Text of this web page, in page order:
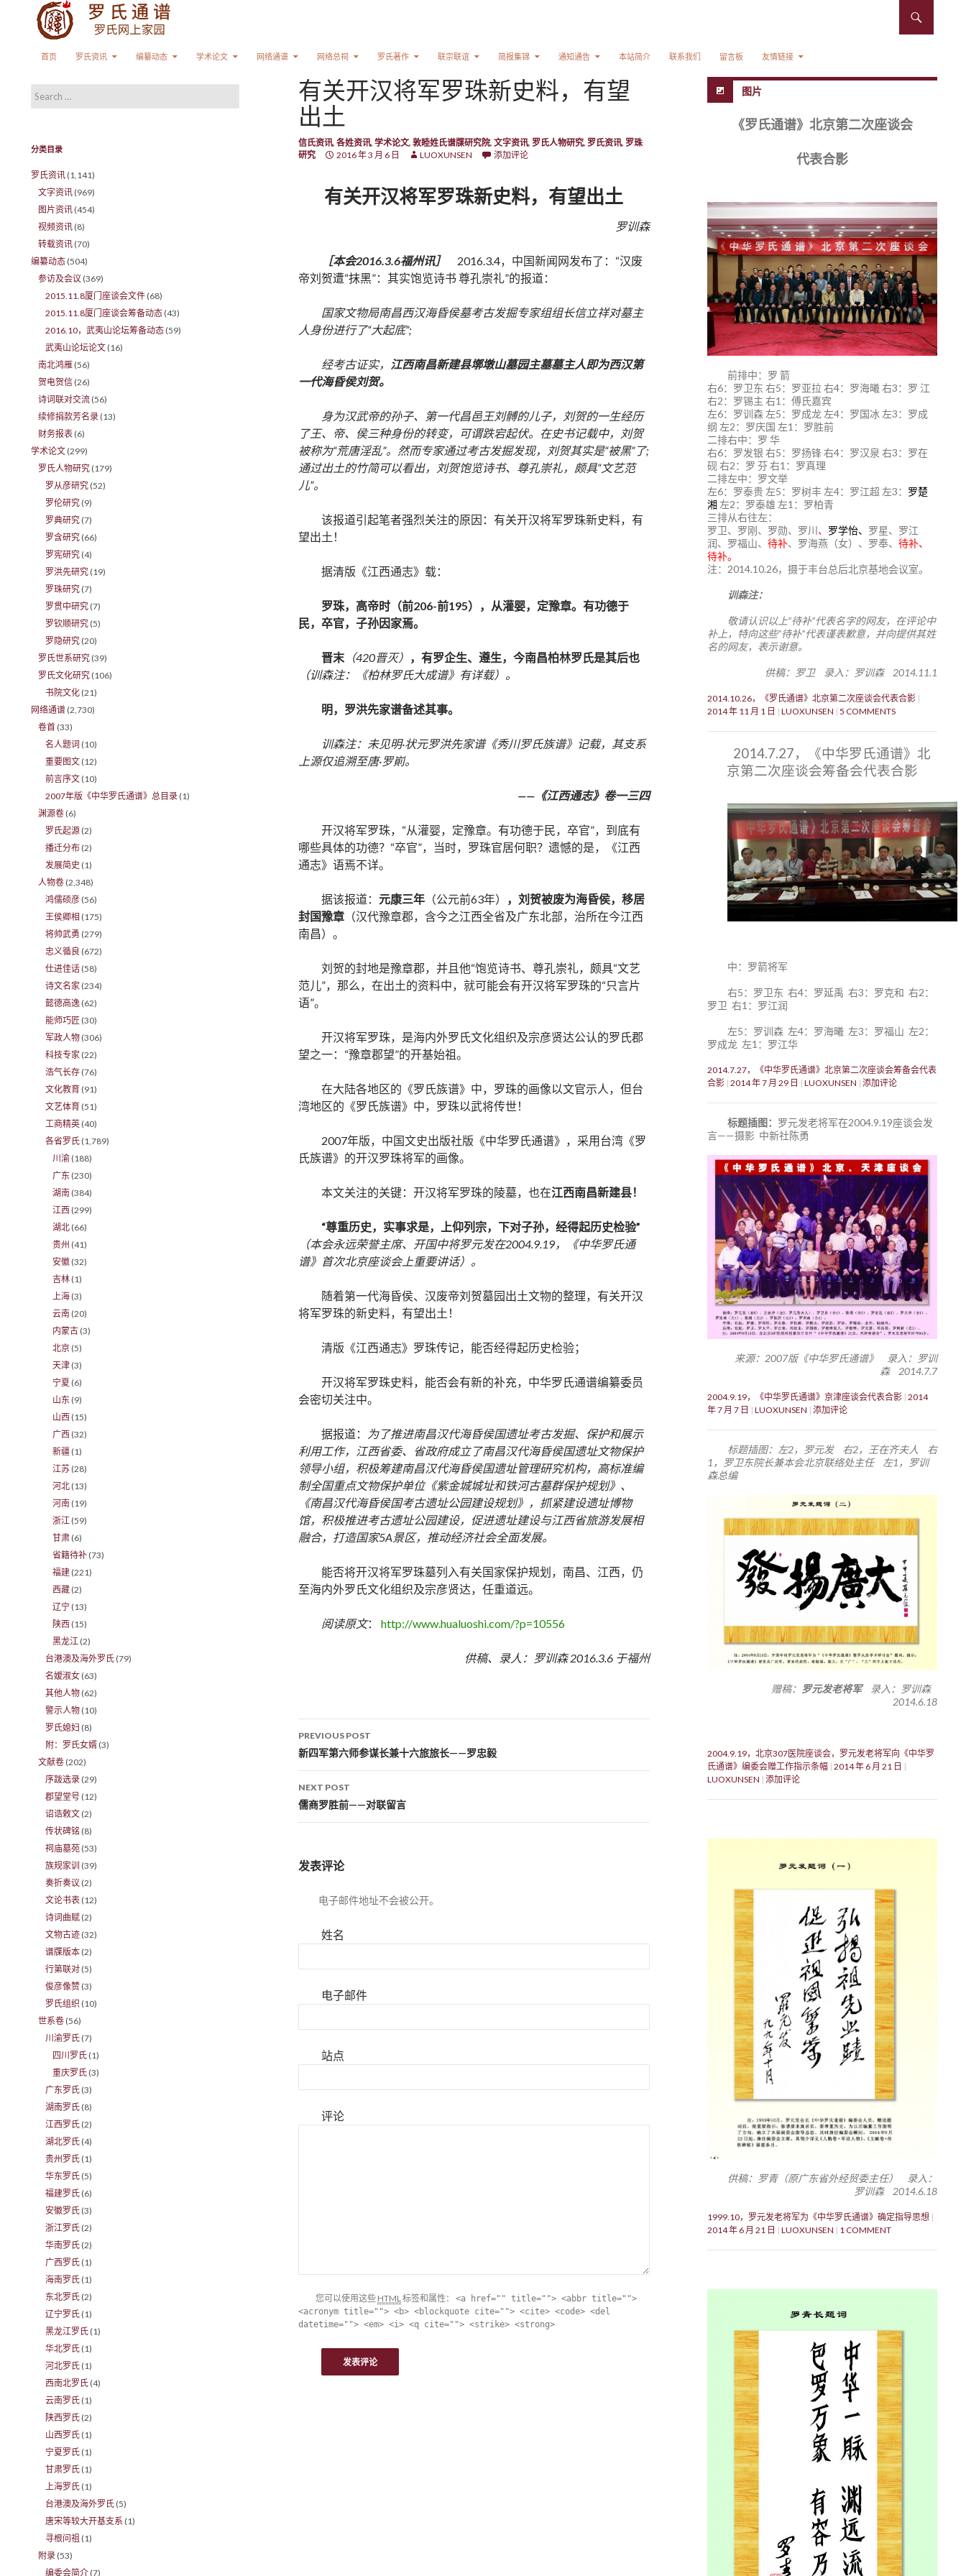
首页
罗氏资讯 编纂动态 学术论文 网络通谱 网络总祠 罗氏著作 联宗联谊 简报集锦 通知通告 本站简介 联系我们 留言板 友情链接
有关开汉将军罗珠新史料，有望
出土
信氏资讯, 各姓资讯, 学术论文, 敦睦姓氏谱牒研究院, 文字资讯, 罗氏人物研究, 罗氏资讯, 罗珠
研究
2016 年 3 月 6 日 LUOXUNSEN 添加评论
有关开汉将军罗珠新史料，有望出土
罗训森
［本会2016.3.6福州讯］
2016.3.4，中国新闻网发布了：“汉废
帝刘贺遭“抹黑”：其实饱览诗书 尊孔崇礼”的报道：
国家文物局南昌西汉海昏侯墓考古发掘专家组组长信立祥对墓主
人身份进行了“大起底”;
经考古证实，
江西南昌新建县墎墩山墓园主墓墓主人即为西汉第
一代海昏侯刘贺。
身为汉武帝的孙子、第一代昌邑王刘髆的儿子，刘贺的一生经历
了王、帝、侯三种身份的转变，可谓跌宕起伏。在史书记载中，刘贺
被称为“荒唐淫乱”。然而专家通过考古发掘发现，刘贺其实是“被黑”了;
通过出土的竹简可以看出，刘贺饱览诗书、尊孔崇礼，颇具“文艺范
儿”。
该报道引起笔者强烈关注的原因：有关开汉将军罗珠新史料，有
望出土！
据清版《江西通志》载：
罗珠，高帝时（前206-前195），从灌婴，定豫章。有功德于
民，卒官，子孙因家焉。
晋末 （420晋灭） ，有罗企生、遵生，今南昌柏林罗氏是其后也
（训森注：《柏林罗氏大成谱》有详载）。
明，罗洪先家谱备述其事。
训森注：未见明·状元罗洪先家谱《秀川罗氏族谱》记载，其支系
上源仅追溯至唐·罗崱。
——《江西通志》 卷一三四
开汉将军罗珠，“从灌婴，定豫章。有功德于民，卒官”，到底有
哪些具体的功德？“卒官”，当时，罗珠官居何职？遗憾的是，《江西
通志》语焉不详。
据该报道： 元康三年 （公元前63年）
，刘贺被废为海昏侯，移居
封国豫章 （汉代豫章郡，含今之江西全省及广东北部，治所在今江西
南昌）。
刘贺的封地是豫章郡，并且他“饱览诗书、尊孔崇礼，颇具“文艺
范儿”，那么，在出土的资料中，就可能会有开汉将军罗珠的“只言片
语”。
开汉将军罗珠，是海内外罗氏文化组织及宗彦贤达公认的罗氏郡
望之一：“豫章郡望”的开基始祖。
在大陆各地区的《罗氏族谱》中，罗珠的画像以文官示人，但台
湾地区的《罗氏族谱》中，罗珠以武将传世！
2007年版，中国文史出版社版《中华罗氏通谱》，采用台湾《罗
氏族谱》的开汉罗珠将军的画像。
本文关注的关键：开汉将军罗珠的陵墓，也在江西南昌新建县！
“尊重历史，实事求是，上仰列宗，下对子孙，经得起历史检验”
（本会永远荣誉主席、开国中将罗元发在2004.9.19，《中华罗氏通
谱》首次北京座谈会上重要讲话）。
随着第一代海昏侯、汉废帝刘贺墓园出土文物的整理，有关开汉
将军罗珠的新史料，有望出土！
清版《江西通志》罗珠传记，能否经得起历史检验；
开汉将军罗珠史料，能否会有新的补充，中华罗氏通谱编纂委员
会密切关注中。
据报道：
为了推进南昌汉代海昏侯国遗址考古发掘、保护和展示
利用工作，江西省委、省政府成立了南昌汉代海昏侯国遗址文物保护
领导小组，积极筹建南昌汉代海昏侯国遗址管理研究机构，高标准编
制全国重点文物保护单位《紫金城城址和铁河古墓群保护规划》、
《南昌汉代海昏侯国考古遗址公园建设规划》，抓紧建设遗址博物
馆，积极推进考古遗址公园建设，促进遗址建设与江西省旅游发展相
融合，打造国家5A景区，推动经济社会全面发展。
能否将开汉将军罗珠墓列入有关国家保护规划，南昌、江西，仍
至海内外罗氏文化组织及宗彦贤达，任重道远。
阅读原文： http://www.hualuoshi.com/?p=10556
供稿、录人：罗训森2016.3.6 于福州
Post navigation
PREVIOUS POST
新四军第六师参谋长兼十六旅旅长——罗忠毅
NEXT POST
儒商罗胜前——对联留言
发表评论
电子邮件地址不会被公开。
姓名
电子邮件
站点
评论
您可以使用这些 HTML标签和属性： <a href="" title=""> <abbr title="">
<acronym title=""> <b> <blockquote cite=""> <cite> <code> <del
datetime=""> <em> <i> <q cite=""> <strike> <strong>
图片
《罗氏通谱》北京第二次座谈会
代表合影
前排中：罗 箭
右6：罗卫东 右5：罗亚拉 右4：罗海曦 右3：罗 江
右2：罗锡主 右1：傅氏嘉宾
左6：罗训森 左5：罗成龙 左4：罗国冰 左3：罗成
纲 左2：罗庆国 左1：罗胜前
二排右中：罗 华
右6：罗发银 右5：罗扬锋 右4：罗汉泉 右3：罗在
砚 右2：罗 芬 右1：罗真理
二排左中：罗文举
左6：罗泰贵 左5：罗树丰 左4：罗江超 左3： 罗楚
湘 左2：罗泰雄 左1：罗柏青
三排从右往左：
罗卫、罗刚、罗勋、罗川、 罗学怡、 罗星、罗江
润、罗福山、 待补、罗海燕（女）、罗奉、 待补、
待补。
注：2014.10.26，摄于丰台总后北京基地会议室。
训森注：
敬请认识以上“待补”代表名字的网友，在评论中
补上，特向这些“待补”代表谨表歉意，并向提供其姓
名的网友，表示谢意。
供稿：罗卫 录入：罗训森 2014.11.1
2014.10.26，《罗氏通谱》北京第二次座谈会代表合影
2014 年 11 月 1 日
LUOXUNSEN 5 COMMENTS
2014.7.27，《中华罗氏通谱》北
京第二次座谈会筹备会代表合影
中：罗箭将军
右5：罗卫东 右4：罗延禹 右3：罗克和 右2：
罗卫 右1：罗江润
左5：罗训森 左4：罗海曦 左3：罗福山 左2：
罗成龙 左1：罗江华
2014.7.27，《中华罗氏通谱》北京第二次座谈会筹备会代表
合影 2014 年 7 月 29 日 LUOXUNSEN 添加评论
标题插图： 罗元发老将军在2004.9.19座谈会发
言——摄影 中新社陈勇
来源：2007版《中华罗氏通谱》 录入：罗训
森 2014.7.7
2004.9.19，《中华罗氏通谱》京津座谈会代表合影 2014
年 7 月 7 日
LUOXUNSEN 添加评论
标题插图：左2，罗元发 右2，王在齐夫人 右
1，罗卫东院长兼本会北京联络处主任 左1，罗训
森总编
赠稿： 罗元发老将军录入：罗训森
2014.6.18
2004.9.19，北京307医院座谈会，罗元发老将军向《中华罗
氏通谱》编委会赠工作指示条幅 2014 年 6 月 21 日
LUOXUNSEN 添加评论
供稿：罗青（原广东省外经贸委主任） 录入：
罗训森 2014.6.18
1999.10，罗元发老将军为《中华罗氏通谱》确定指导思想
2014 年 6 月 21 日
LUOXUNSEN 1 COMMENT
Search for:
分类目录
罗氏资讯 (1,141)
文字资讯 (969)
图片资讯 (454)
视频资讯 (8)
转载资讯 (70)
编纂动态 (504)
参访及会议 (369)
2015.11.8厦门座谈会文件 (68)
2015.11.8厦门座谈会筹备动态 (43)
2016.10，武夷山论坛筹备动态 (59)
武夷山论坛论文 (16)
南北鸿雁 (56)
贺电贺信 (26)
诗词联对交流 (56)
续修捐款芳名录 (13)
财务报表 (6)
学术论文 (299)
罗氏人物研究 (179)
罗从彦研究 (52)
罗伦研究 (9)
罗典研究 (7)
罗含研究 (66)
罗宪研究 (4)
罗洪先研究 (19)
罗珠研究 (7)
罗贯中研究 (7)
罗钦顺研究 (5)
罗隐研究 (20)
罗氏世系研究 (39)
罗氏文化研究 (106)
书院文化 (21)
网络通谱 (2,730)
卷首 (33)
名人题词 (10)
重要图文 (12)
前言序文 (10)
2007年版《中华罗氏通谱》总目录 (1)
渊源卷 (6)
罗氏起源 (2)
播迁分布 (2)
发展简史 (1)
人物卷 (2,348)
鸿儒硕彦 (56)
王侯卿相 (175)
将帅武勇 (279)
忠义循良 (672)
仕进佳话 (58)
诗文名家 (234)
懿德高逸 (62)
能师巧匠 (30)
军政人物 (306)
科技专家 (22)
浩气长存 (76)
文化教育 (91)
文艺体育 (51)
工商精英 (40)
各省罗氏 (1,789)
川渝 (188)
广东 (230)
湖南 (384)
江西 (299)
湖北 (66)
贵州 (41)
安徽 (32)
吉林 (1)
上海 (3)
云南 (20)
内蒙古 (3)
北京 (5)
天津 (3)
宁夏 (6)
山东 (9)
山西 (15)
广西 (32)
新疆 (1)
江苏 (28)
河北 (13)
河南 (19)
浙江 (59)
甘肃 (6)
省籍待补 (73)
福建 (221)
西藏 (2)
辽宁 (13)
陕西 (15)
黑龙江 (2)
台港澳及海外罗氏 (79)
名嫒淑女 (63)
其他人物 (62)
警示人物 (10)
罗氏媳妇 (8)
附：罗氏女婿 (3)
文献卷 (202)
序跋选录 (29)
郡望堂号 (12)
诏诰敕文 (2)
传状碑铭 (8)
祠庙墓苑 (53)
族规家训 (39)
奏折奏议 (2)
文论书表 (12)
诗词曲赋 (2)
文物古迹 (32)
谱牒版本 (2)
行第联对 (5)
俊彦像赞 (3)
罗氏组织 (10)
世系卷 (56)
川渝罗氏 (7)
四川罗氏 (1)
重庆罗氏 (3)
广东罗氏 (3)
湖南罗氏 (8)
江西罗氏 (2)
湖北罗氏 (4)
贵州罗氏 (1)
华东罗氏 (5)
福建罗氏 (6)
安徽罗氏 (3)
浙江罗氏 (2)
华南罗氏 (2)
广西罗氏 (1)
海南罗氏 (1)
东北罗氏 (2)
辽宁罗氏 (1)
黑龙江罗氏 (1)
华北罗氏 (1)
河北罗氏 (1)
西南北罗氏 (4)
云南罗氏 (1)
陕西罗氏 (2)
山西罗氏 (1)
宁夏罗氏 (1)
甘肃罗氏 (1)
上海罗氏 (1)
台港澳及海外罗氏 (5)
唐宋等较大开基支系 (1)
寻根问祖 (1)
附录 (53)
编委会简介 (7)